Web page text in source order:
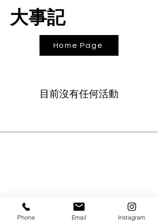
大事記
Home Page
目前沒有任何活動
Phone Email Instagram